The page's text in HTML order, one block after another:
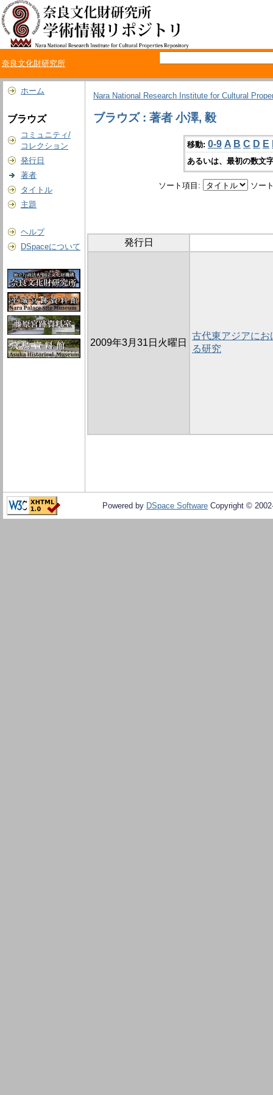
奈良文化財研究所
ホーム
ブラウズ
コミュニティ/
コレクション
発行日
著者
タイトル
主題
ヘルプ
DSpaceについて
Nara National Research Institute for Cultural
ブラウズ : 著者 小澤, 毅
移動: 0-9 A B C D E
あるいは、最初の数文
ソート項目: ソー
発行日
2009年3月31日火曜日
古代東アジアに
る研究
Powered by DSpace Software Copyright ©